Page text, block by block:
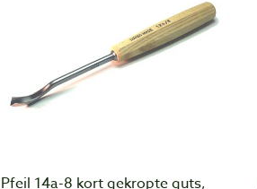
Pfeil 14a-8 kort gekropte guts,